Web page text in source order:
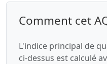
Comment cet
L'indice principal de
ci-dessus est calculé